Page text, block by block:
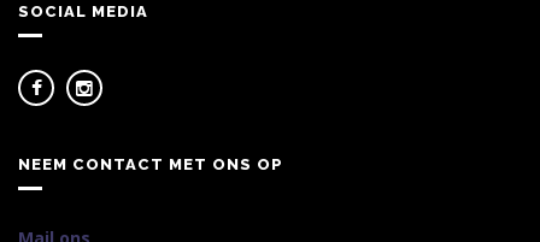
SOCIAL MEDIA
NEEM CONTACT MET ONS OP
Mail ons